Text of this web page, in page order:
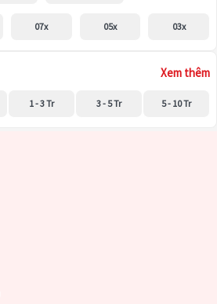
07x 05x 03x
Xem thêm
1 - 3 Tr 3 - 5 Tr 5 - 10 Tr